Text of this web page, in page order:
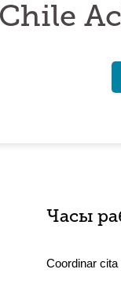
Часы
Coordinar cita